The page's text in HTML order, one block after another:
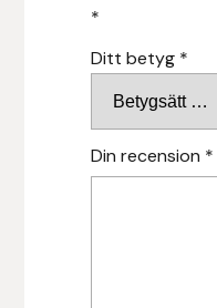
*
Ditt betyg *
Din recension *
Karlslund
Kidka of Iceland